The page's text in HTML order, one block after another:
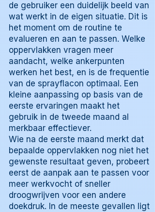
de gebruiker een duidelijk beeld van
wat werkt in de eigen situatie. Dit is
het moment om de routine te
evalueren en aan te passen. Welke
oppervlakken vragen meer
aandacht, welke ankerpunten
werken het best, en is de frequentie
van de sprayflacon optimaal. Een
kleine aanpassing op basis van de
eerste ervaringen maakt het
gebruik in de tweede maand al
merkbaar effectiever.
Wie na de eerste maand merkt dat
bepaalde oppervlakken nog niet het
gewenste resultaat geven, probeert
eerst de aanpak aan te passen voor
meer werkvocht of sneller
droogwrijven voor een andere
doekdruk. In de meeste gevallen ligt